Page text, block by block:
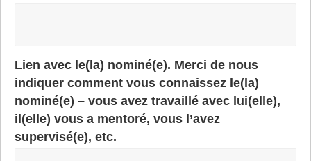
Lien avec le(la) nominé(e). Merci de nous
indiquer comment vous connaissez le(la)
nominé(e) – vous avez travaillé avec lui(elle),
il(elle) vous a mentoré, vous l’avez
supervisé(e), etc.